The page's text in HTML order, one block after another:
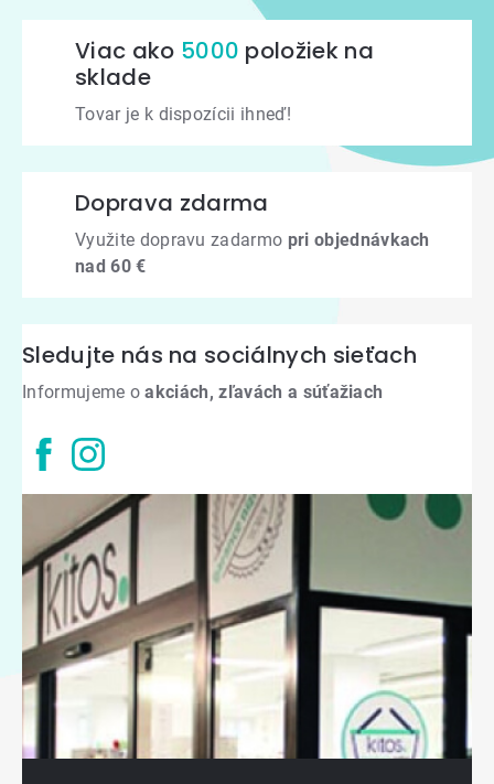
Viac ako 5000 položiek na
sklade
Tovar je k dispozícii ihneď!
Doprava zdarma
Využite dopravu zadarmo pri objednávkach
nad 60 €
Sledujte nás na sociálnych sieťach
Informujeme oakciách, zľavách a súťažiach